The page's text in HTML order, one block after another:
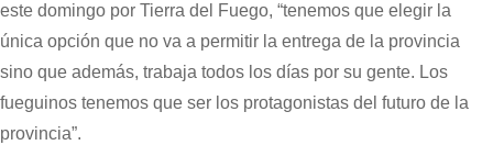
este domingo por Tierra del Fuego, “tenemos que elegir la
única opción que no va a permitir la entrega de la provincia
sino que además, trabaja todos los días por su gente. Los
fueguinos tenemos que ser los protagonistas del futuro de la
provincia”.